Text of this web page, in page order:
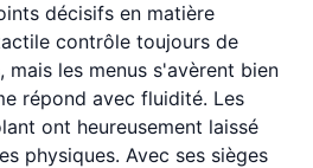
décisifs en matière
contrôle toujours de
mais les menus s'avèrent bien
répond avec fluidité. Les
ont heureusement laissé
physiques. Avec ses sièges